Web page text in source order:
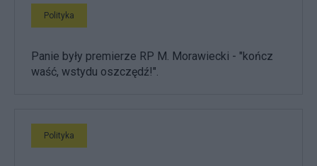
Polityka
Panie były premierze RP M. Morawiecki - "kończ
waść, wstydu oszczędź!".
Polityka